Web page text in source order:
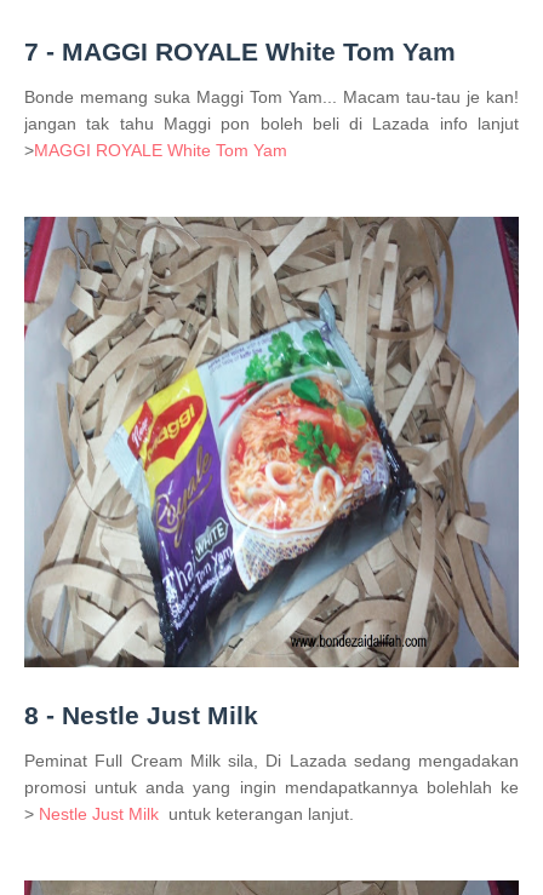
7 - MAGGI ROYALE White Tom Yam
Bonde memang suka Maggi Tom Yam... Macam tau-tau je kan!
jangan tak tahu Maggi pon boleh beli di Lazada info lanjut
>MAGGI ROYALE White Tom Yam
8 - Nestle Just Milk
Peminat Full Cream Milk sila, Di Lazada sedang mengadakan
promosi untuk anda yang ingin mendapatkannya bolehlah ke
> Nestle Just Milk untuk keterangan lanjut.